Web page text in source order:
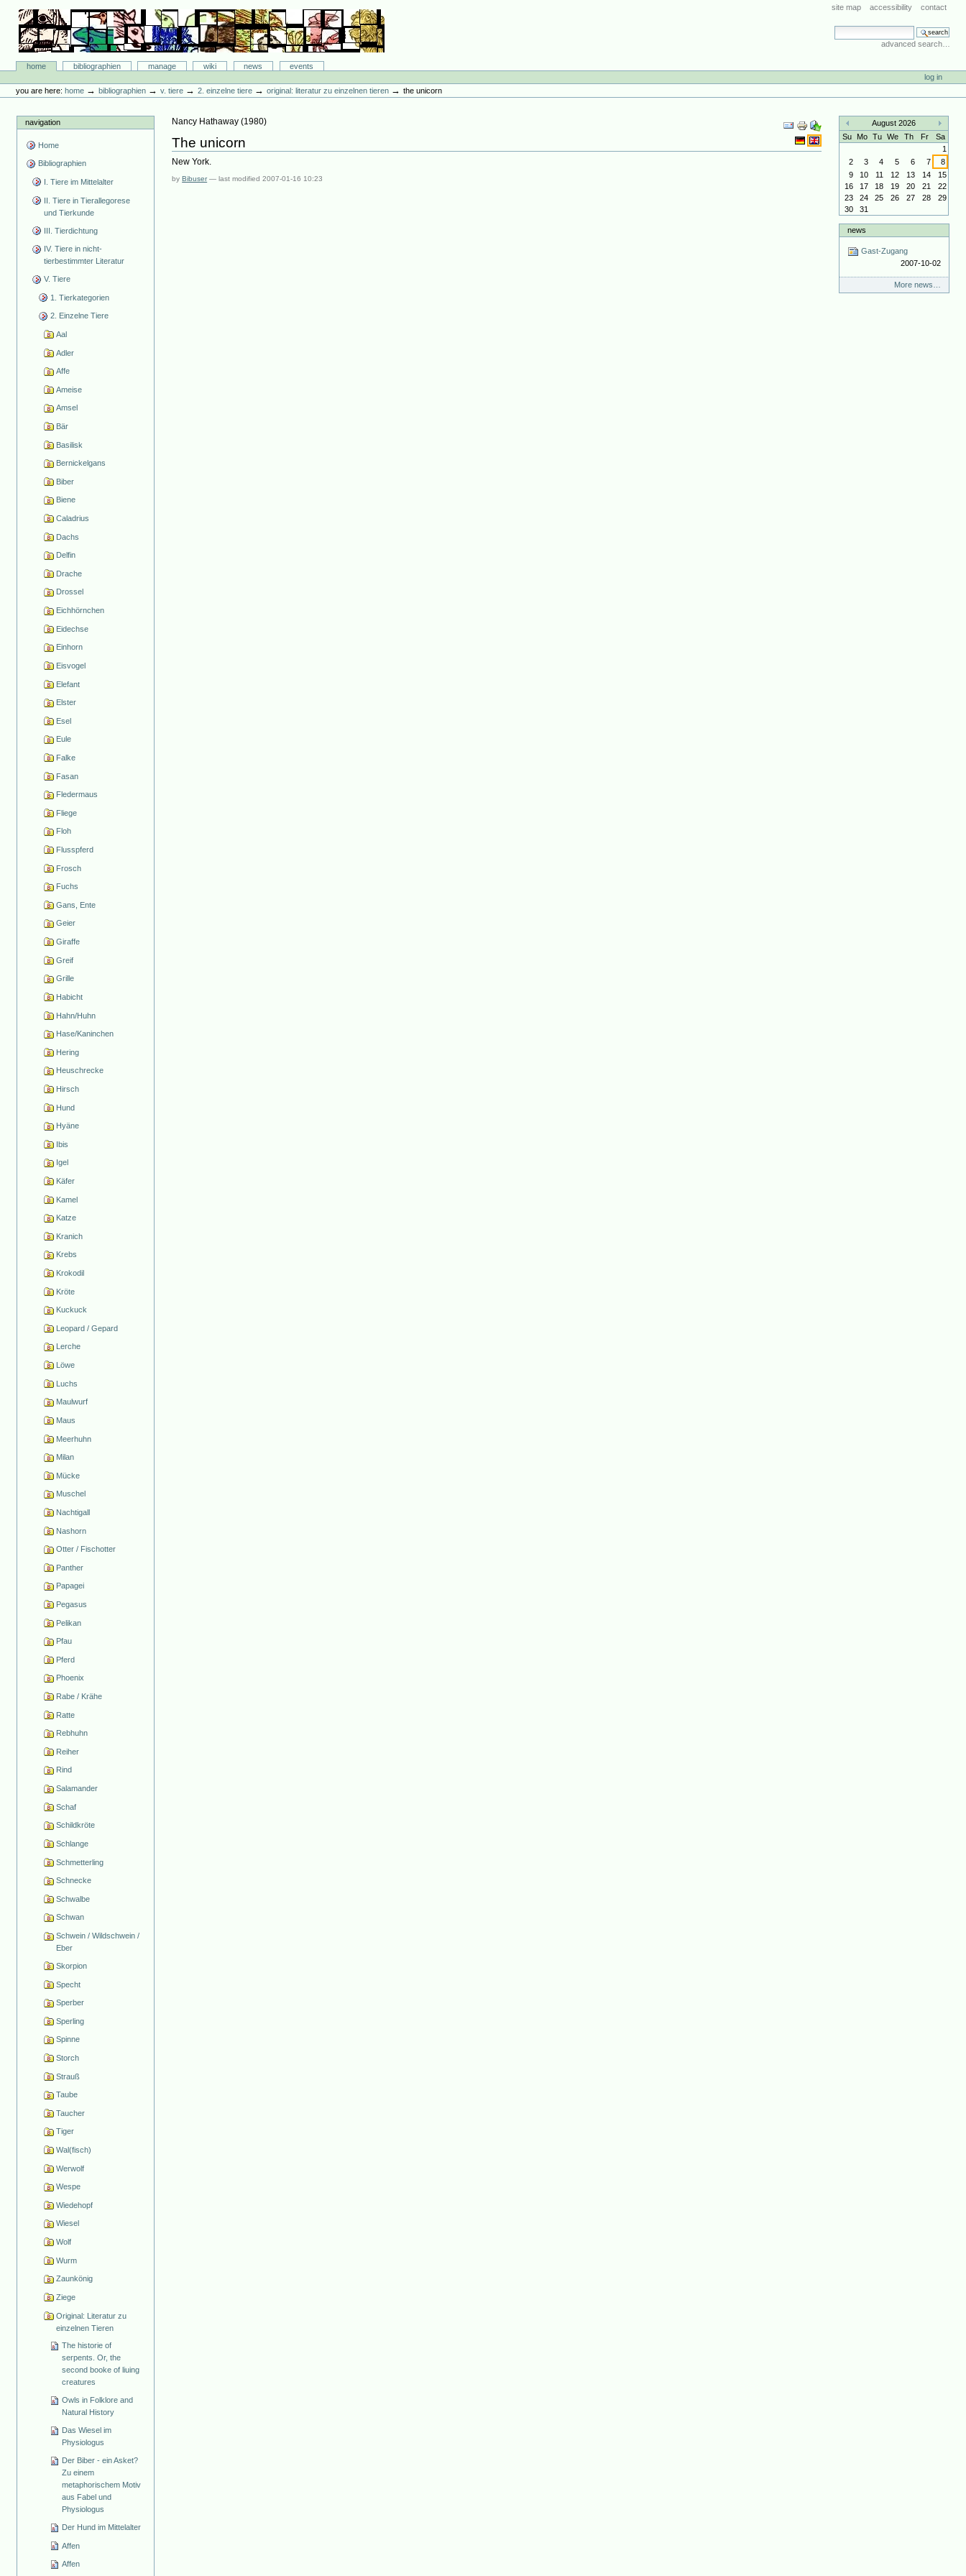
content.
navigation
site map accessibility contact
search site
advanced search…
Bibliographie-Portal
Sectionshome bibliographien manage wiki news
events
tools
log in
you are here: home →bibliographien →v. tiere →2. einzelne tiere →original: literatur zu einzelnen tieren →the unicorn
navigation
Home
Bibliographien
I. Tiere im Mittelalter
II. Tiere in Tierallegorese
und Tierkunde
III. Tierdichtung
IV. Tiere in nicht-
tierbestimmter Literatur
V. Tiere
1. Tierkategorien
2. Einzelne Tiere
Aal
Adler
Affe
Ameise
Amsel
Bär
Basilisk
Bernickelgans
Biber
Biene
Caladrius
Dachs
Delfin
Drache
Drossel
Eichhörnchen
Eidechse
Einhorn
Eisvogel
Elefant
Elster
Esel
Eule
Falke
Fasan
Fledermaus
Fliege
Floh
Flusspferd
Frosch
Fuchs
Gans, Ente
Geier
Giraffe
Greif
Grille
Habicht
Hahn/Huhn
Hase/Kaninchen
Hering
Heuschrecke
Hirsch
Hund
Hyäne
Ibis
Igel
Käfer
Kamel
Katze
Kranich
Krebs
Krokodil
Kröte
Kuckuck
Leopard / Gepard
Lerche
Löwe
Luchs
Maulwurf
Maus
Meerhuhn
Milan
Mücke
Muschel
Nachtigall
Nashorn
Otter / Fischotter
Panther
Papagei
Pegasus
Pelikan
Pfau
Pferd
Phoenix
Rabe / Krähe
Ratte
Rebhuhn
Reiher
Rind
Salamander
Schaf
Schildkröte
Schlange
Schmetterling
Schnecke
Schwalbe
Schwan
Schwein / Wildschwein /
Eber
Skorpion
Specht
Sperber
Sperling
Spinne
Storch
Strauß
Taube
Taucher
Tiger
Wal(fisch)
Werwolf
Wespe
Wiedehopf
Wiesel
Wolf
Wurm
Zaunkönig
Ziege
Original: Literatur zu
einzelnen Tieren
The historie of
serpents. Or, the
second booke of liuing
creatures
Owls in Folklore and
Natural History
Das Wiesel im
Physiologus
Der Biber - ein Asket?
Zu einem
metaphorischem Motiv
aus Fabel und
Physiologus
Der Hund im Mittelalter
Affen
Affen
Document
Actions
Nancy Hathaway (1980)
The unicorn
New York.
byBibuser —last modified2007-01-16 10:23
«
August 2026
»
Su Mo Tu We Th Fr
Sa
1
2
3 4 5 6 7
8
9
10 11 12 13 14
15
16
17 18 19 20 21
22
23
24 25 26 27 28
29
30
31
news
Gast-Zugang
2007-10-02
More news…